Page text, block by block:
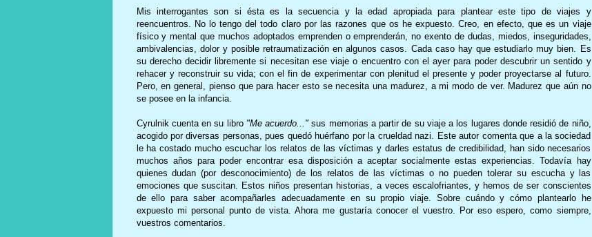
Mis interrogantes son si ésta es la secuencia y la edad apropiada para plantear este tipo de viajes y
reencuentros. No lo tengo del todo claro por las razones que os he expuesto. Creo, en efecto, que es un viaje
físico y mental que muchos adoptados emprenden o emprenderán, no exento de dudas, miedos, inseguridades,
ambivalencias, dolor y posible retraumatización en algunos casos. Cada caso hay que estudiarlo muy bien. Es
su derecho decidir libremente si necesitan ese viaje o encuentro con el ayer para poder descubrir un sentido y
rehacer y reconstruir su vida; con el fin de experimentar con plenitud el presente y poder proyectarse al futuro.
Pero, en general, pienso que para hacer esto se necesita una madurez, a mi modo de ver. Madurez que aún no
se posee en la infancia.
Cyrulnik cuenta en su libro "Me acuerdo..." sus memorias a partir de su viaje a los lugares donde residió de niño,
acogido por diversas personas, pues quedó huérfano por la crueldad nazi. Este autor comenta que a la sociedad
le ha costado mucho escuchar los relatos de las víctimas y darles estatus de credibilidad, han sido necesarios
muchos años para poder encontrar esa disposición a aceptar socialmente estas experiencias. Todavía hay
quienes dudan (por desconocimiento) de los relatos de las víctimas o no pueden tolerar su escucha y las
emociones que suscitan. Estos niños presentan historias, a veces escalofriantes, y hemos de ser conscientes
de ello para saber acompañarles adecuadamente en su propio viaje. Sobre cuándo y cómo plantearlo he
expuesto mi personal punto de vista. Ahora me gustaría conocer el vuestro. Por eso espero, como siempre,
vuestros comentarios.